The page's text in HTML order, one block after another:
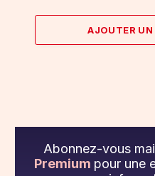
AJOUTER
Abonnez-vous
Premium pour une